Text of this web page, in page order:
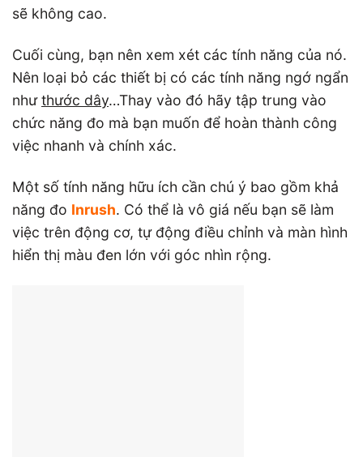
sẽ không cao.
Cuối cùng, bạn nên xem xét các tính năng của nó.
Nên loại bỏ các thiết bị có các tính năng ngớ ngẩn
nhưthước dây…Thay vào đó hãy tập trung vào
chức năng đo mà bạn muốn để hoàn thành công
việc nhanh và chính xác.
Một số tính năng hữu ích cần chú ý bao gồm khả
năng đo Inrush. Có thể là vô giá nếu bạn sẽ làm
việc trên động cơ, tự động điều chỉnh và màn hình
hiển thị màu đen lớn với góc nhìn rộng.